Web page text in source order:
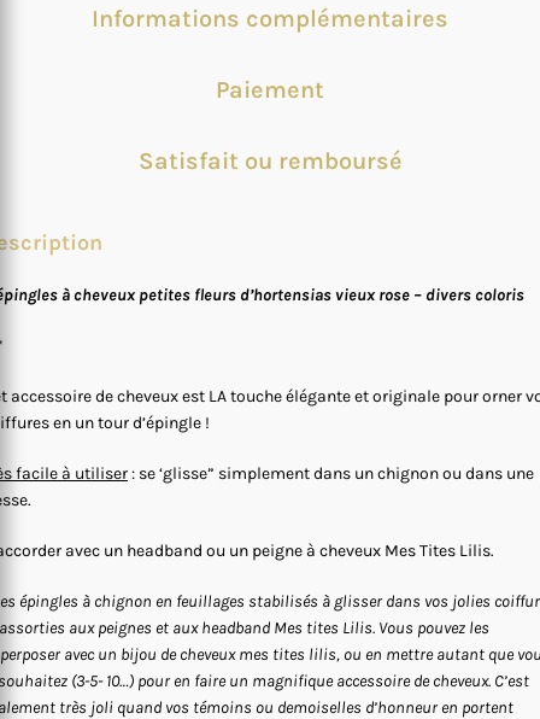
Informations complémentaires
Paiement
Satisfait ou remboursé
à cheveux petites fleurs d’hortensias vieux rose – divers coloris
accessoire de cheveux est LA touche élégante et originale pour orner
en un tour d’épingle !
facile à utiliser: se ‘glisse” simplement dans un chignon ou dans une
avec un headband ou un peigne à cheveux Mes Tites Lilis.
épingles à chignon en feuillages stabilisés à glisser dans vos jolies
aux peignes et aux headband Mes tites Lilis. Vous pouvez les
avec un bijou de cheveux mes tites lilis, ou en mettre autant que
(3-5- 10…) pour en faire un magnifique accessoire de cheveux. C’est
très joli quand vos témoins ou demoiselles d’honneur en portent